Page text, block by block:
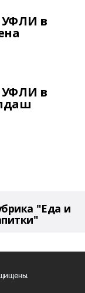
УФЛИ в
УФЛИ в
"Еда и